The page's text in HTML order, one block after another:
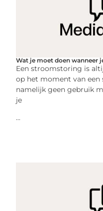
Wat je moet doen wanneer
Een stroomstoring is
op het moment van
namelijk geen gebruik
je
...